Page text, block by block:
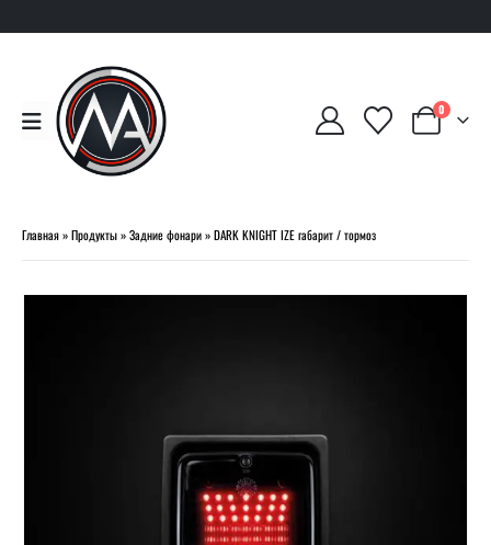
0
Главная»Продукты»Задние фонари»DARK KNIGHT IZE габарит / тормоз